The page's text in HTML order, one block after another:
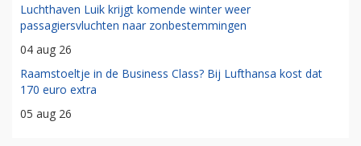
Luchthaven Luik krijgt komende winter weer
passagiersvluchten naar zonbestemmingen
04 aug 26
Raamstoeltje in de Business Class? Bij Lufthansa kost dat
170 euro extra
05 aug 26